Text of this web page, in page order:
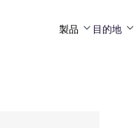
製品 目的地